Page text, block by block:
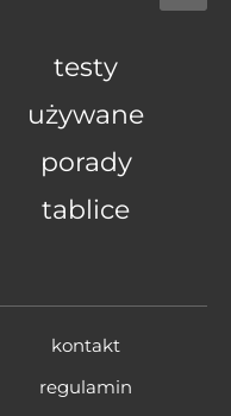
testy
używane
porady
tablice
kontakt
regulamin